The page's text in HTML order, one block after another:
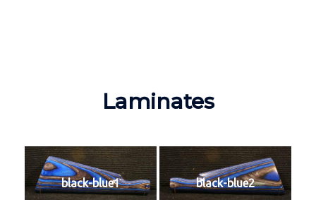
Laminates
black-blue1 black-blue2